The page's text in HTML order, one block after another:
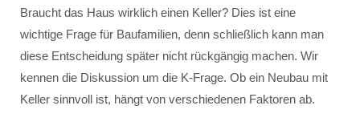
Braucht das Haus wirklich einen Keller? Dies ist eine
wichtige Frage für Baufamilien, denn schließlich kann man
diese Entscheidung später nicht rückgängig machen. Wir
kennen die Diskussion um die K-Frage. Ob ein Neubau mit
Keller sinnvoll ist, hängt von verschiedenen Faktoren ab.